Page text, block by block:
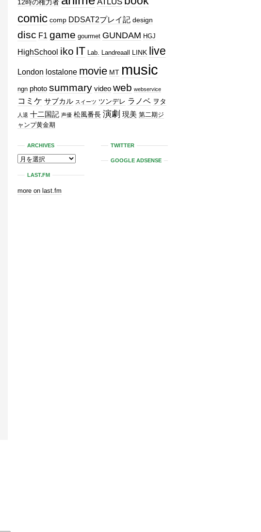
12時の権力者
comic comp DDSAT2プレイ記 design
disc F1 game gourmet GUNDAM HGJ
HighSchool iko IT Lab. Landreaall LINK live
London lostalone movie MT music
ngn photo summary video web webservice
コミケ サブカル スイーツ ツンデレ ラノベ ヲタ
人退 十二国記 声優 松風番長 演劇 現美 第二期ジ
ャンプ黄金期
TWITTER
GOOGLE ADSENSE
ARCHIVES
LAST.FM
more on last.fm